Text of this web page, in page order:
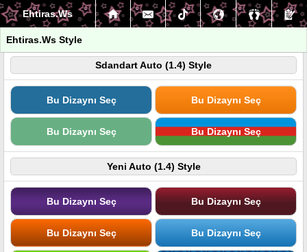
Ehtiras.Ws
Ehtiras.Ws Style
Sdandart Auto (1.4) Style
Bu Dizaynı Seç Bu Dizaynı Seç
Bu Dizaynı Seç Bu Dizaynı Seç
Yeni Auto (1.4) Style
Bu Dizaynı Seç Bu Dizaynı Seç
Bu Dizaynı Seç Bu Dizaynı Seç